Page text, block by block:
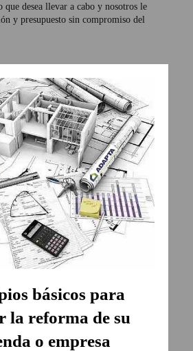
desea llevar a cabo y nosotros le
y presupuesto sin compromiso del
básicos para
la reforma de su
o empresa